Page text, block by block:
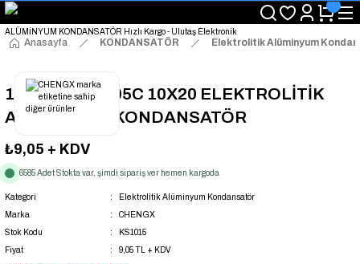
"Saat 14:00'a Kadar Verilen Siparişlerde Aynı Gün Kargo Avantajı!
"Binlerce Ürün Çeşitliliği ile Stoktan Hemen Teslim."
"Toptan Fiyatına Perakende Satış Avantajını Kaçırmayın!"
Anasayfa KONDANSATÖR Elektrolitik Alüminyum
1500UF 25V 105C 10X20 ELEKTROLİTİK
ALÜMİNYUM KONDANSATÖR
₺9,05 + KDV
6585 Adet Stokta var, şimdi sipariş ver hemen kargoda
Kategori
Elektrolitik Alüminyum Kondansatör
Marka
CHENGX
Stok Kodu
KS1015
Fiyat
9,05 TL + KDV